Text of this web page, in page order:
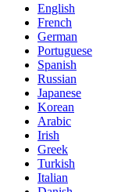
English
French
German
Portuguese
Spanish
Russian
Japanese
Korean
Arabic
Irish
Greek
Turkish
Italian